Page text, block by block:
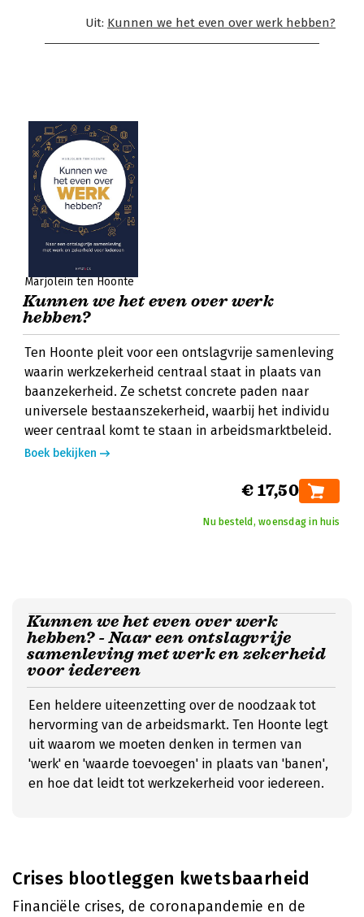
Uit: Kunnen we het even over werk hebben?
Marjolein ten Hoonte
Kunnen we het even over werk
hebben?
Ten Hoonte pleit voor een ontslagvrije samenleving
waarin werkzekerheid centraal staat in plaats van
baanzekerheid. Ze schetst concrete paden naar
universele bestaanszekerheid, waarbij het individu
weer centraal komt te staan in arbeidsmarktbeleid.
Boek bekijken
€ 17,50
Nu besteld, woensdag in huis
Kunnen we het even over werk
hebben? - Naar een ontslagvrije
samenleving met werk en zekerheid
voor iedereen
Een heldere uiteenzetting over de noodzaak tot
hervorming van de arbeidsmarkt. Ten Hoonte legt
uit waarom we moeten denken in termen van
'werk' en 'waarde toevoegen' in plaats van 'banen',
en hoe dat leidt tot werkzekerheid voor iedereen.
Crises blootleggen kwetsbaarheid
Financiële crises, de coronapandemie en de